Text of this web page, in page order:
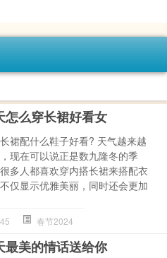
怎么穿长裙好看女
裙配什么鞋子好看? 天气越来越
现在可以说正是数九隆冬的季
多人都喜欢穿内搭长裙来搭配衣
仅显示优雅美丽，同时还会更加
春节2024
最美的情话送给你